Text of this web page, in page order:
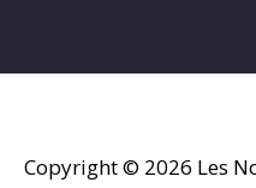
Copyright © 2026 Les